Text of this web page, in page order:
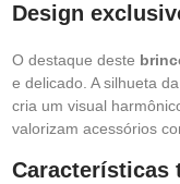
Design
O destaque deste
e delicado. A silhueta
cria um visual
valorizam acessórios
Características